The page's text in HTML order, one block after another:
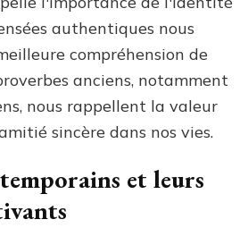
authentiques nous
compréhension de
anciens, notamment
nous rappellent la valeur
sincère dans nos vies.
et leurs